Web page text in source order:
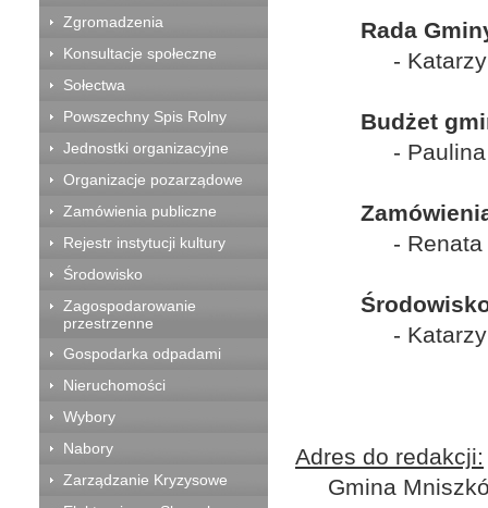
Zgromadzenia
Konsultacje społeczne
Sołectwa
Powszechny Spis Rolny
Jednostki organizacyjne
Organizacje pozarządowe
Zamówienia publiczne
Rejestr instytucji kultury
Środowisko
Zagospodarowanie
przestrzenne
Gospodarka odpadami
Nieruchomości
Wybory
Nabory
Zarządzanie Kryzysowe
Rada
-
Budżet
-
-
-
Adres do redakcji:
Gmina